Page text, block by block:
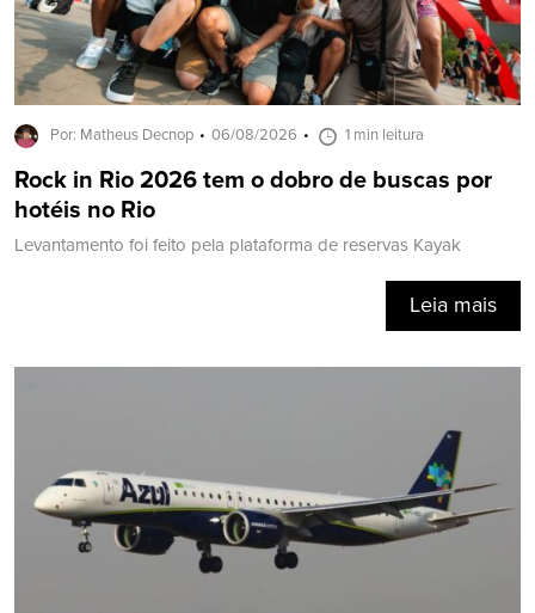
Por: Matheus Decnop 06/08/2026 1 min leitura
Rock in Rio 2026 tem o dobro de buscas por
hotéis no Rio
Levantamento foi feito pela plataforma de reservas Kayak
Leia mais